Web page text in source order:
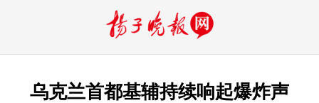
乌克兰首都基辅持续响起爆炸声